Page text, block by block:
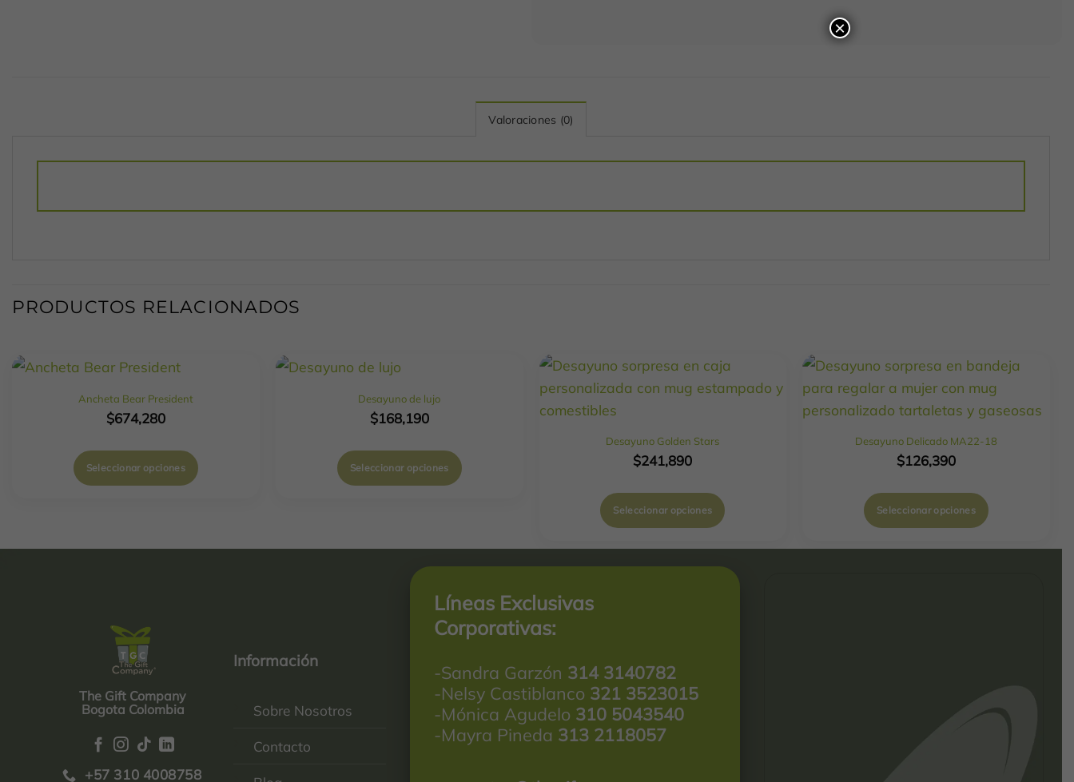
Valoraciones (0)
PRODUCTOS RELACIONADOS
Ancheta Bear President
$674,280
Seleccionar opciones
Desayuno de lujo
$168,190
Seleccionar opciones
Desayuno Golden Stars
$241,890
Seleccionar opciones
Desayuno Delicado MA22-18
$126,390
Seleccionar opciones
The Gift Company
Bogota Colombia
+57 310 4008758
Información
Sobre Nosotros
Contacto
Líneas Exclusivas
Corporativas:
-Sandra Garzón 314 3140782
-Nelsy Castiblanco 321 3523015
-Mónica Agudelo 310 5043540
-Mayra Pineda 313 2118057
×